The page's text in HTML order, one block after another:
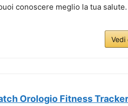
conoscere meglio la tua salute.
Vedi
Orologio Fitness